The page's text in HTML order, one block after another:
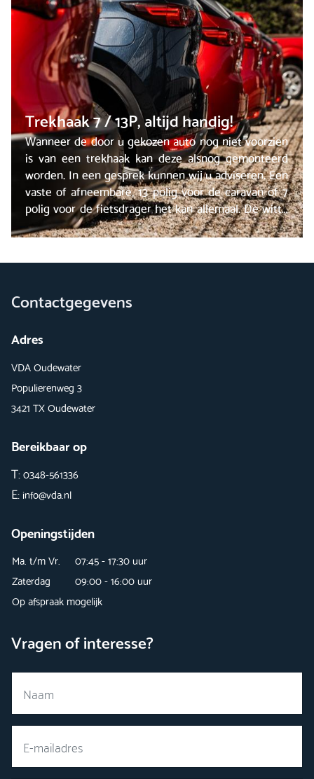
Trekhaak 7 / 13P, altijd handig!
Wanneer de door u gekozen auto nog niet voorzien
is van een trekhaak kan deze alsnog gemonteerd
worden. In een gesprek kunnen wij u adviseren. Een
vaste of afneembare, 13 polig voor de caravan of 7
polig voor de fietsdrager het kan allemaal. De witte
plaat krijgt u erbij!
Contactgegevens
Adres
VDA Oudewater
Populierenweg 3
3421 TX Oudewater
Bereikbaar op
T:0348-561336
E:info@vda.nl
Openingstijden
Ma. t/m Vr.
07:45 - 17:30 uur
Zaterdag
09:00 - 16:00 uur
Op afspraak mogelijk
Vragen of interesse?